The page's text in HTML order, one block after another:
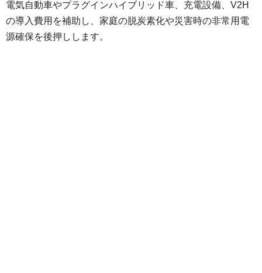
電気自動車やプラグインハイブリッド車、充電設備、V2H
の導入費用を補助し、家庭の脱炭素化や災害時の非常用電
源確保を後押しします。